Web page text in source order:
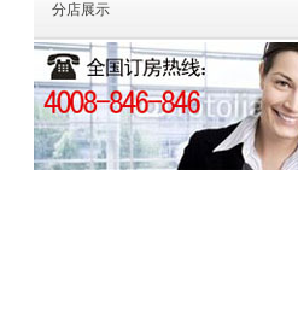
分店展示